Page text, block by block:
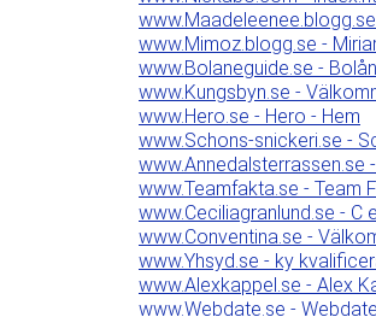
www.Mimoz.blogg.se -
www.Bolaneguide.se -
www.Kungsbyn.se -
www.Hero.se - Hero - Hem
www.Schons-snickeri.se -
www.Annedalsterrassen.se
www.Teamfakta.se - Team
www.Ceciliagranlund.se - C
www.Conventina.se -
www.Yhsyd.se - ky
www.Alexkappel.se - Alex
www.Webdate.se -